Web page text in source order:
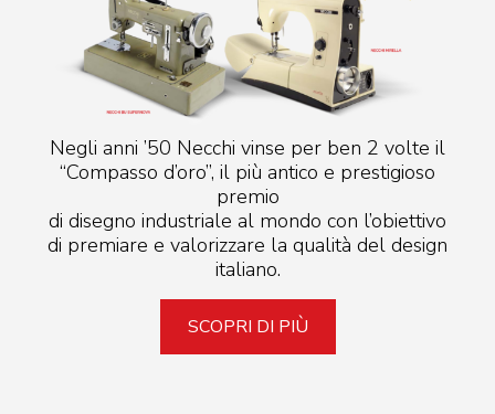
Negli anni ’50 Necchi vinse per ben 2 volte il
“Compasso d’oro”, il più antico e prestigioso
premio
di disegno industriale al mondo con l’obiettivo
di premiare e valorizzare la qualità del design
italiano.
SCOPRI DI PIÙ